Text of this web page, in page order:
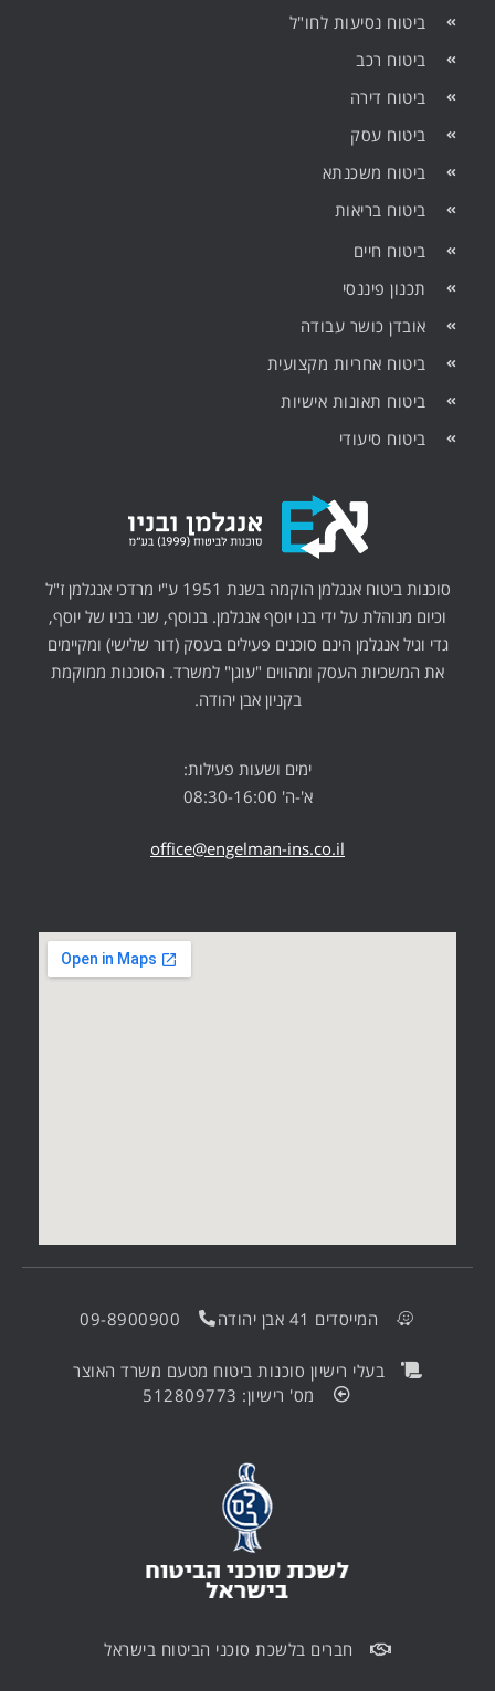
ביטוח נסיעות לחו"ל
ביטוח רכב
ביטוח דירה
ביטוח עסק
ביטוח משכנתא
ביטוח בריאות
ביטוח חיים
תכנון פיננסי
אובדן כושר עבודה
ביטוח אחריות מקצועית
ביטוח תאונות אישיות
ביטוח סיעודי
סוכנות ביטוח אנגלמן הוקמה בשנת 1951 ע"י מרדכי אנגלמן ז"ל
וכיום מנוהלת על ידי בנו יוסף אנגלמן. בנוסף, שני בניו של יוסף,
גדי וגיל אנגלמן הינם סוכנים פעילים בעסק (דור שלישי) ומקיימים
את המשכיות העסק ומהווים "עוגן" למשרד. הסוכנות ממוקמת
בקניון אבן יהודה.
ימים ושעות פעילות:
א'-ה' 08:30-16:00
office@engelman-ins.co.il
המייסדים 41 אבן יהודה 09-8900900
בעלי רישיון סוכנות ביטוח מטעם משרד האוצר
מס' רישיון: 512809773
חברים בלשכת סוכני הביטוח בישראל